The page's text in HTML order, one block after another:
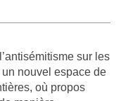
sur les
nouvel espace de
où propos